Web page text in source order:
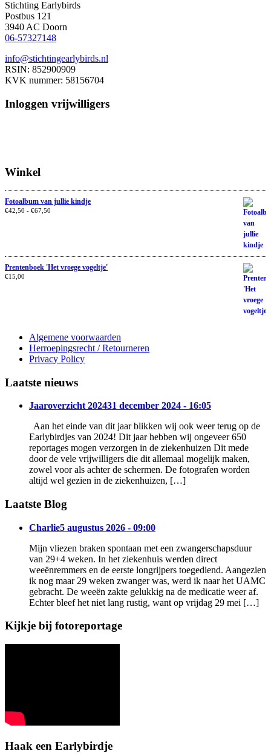
Stichting Earlybirds
Postbus 121
3940 AC Doorn
06-57327148
info@stichtingearlybirds.nl
RSIN: 852900909
KVK nummer: 58156704
Inloggen vrijwilligers
Winkel
Fotoalbum van jullie kindje
€42,50 - €67,50
Prentenboek 'Het vroege vogeltje'
€15,00
Algemene voorwaarden
Herroepingsrecht / Retourneren
Privacy Policy
Laatste nieuws
Jaaroverzicht 202431 december 2024 - 16:05
Aan het einde van dit jaar blikken wij ook weer terug op de
Earlybirdjes van 2024! Dit jaar hebben wij ongeveer 650
reportages mogen verzorgen in de ziekenhuizen Dit mede
door de vele vrijwilligers die dit allemaal mogelijk maken,
zowel voor als achter de schermen. De fotografen worden
altijd wel gezien in de ziekenhuizen, […]
Laatste Blog
Charlie5 augustus 2026 - 09:00
Mijn vliezen braken spontaan met een zwangerschapsduur
van 29+4 weken. In het ziekenhuis werden direct
weeënremmers en de eerste longrijpers toegediend. Aangezien
ik nog maar 29 weken zwanger was, werd ik naar het UAMC
gebracht. De weeën zakte gelukkig na de medicatie weer af.
Echter bleef het niet lang rustig, want op vrijdag 29 mei […]
Kijkje bij fotoreportage
Haak een Earlybirdje